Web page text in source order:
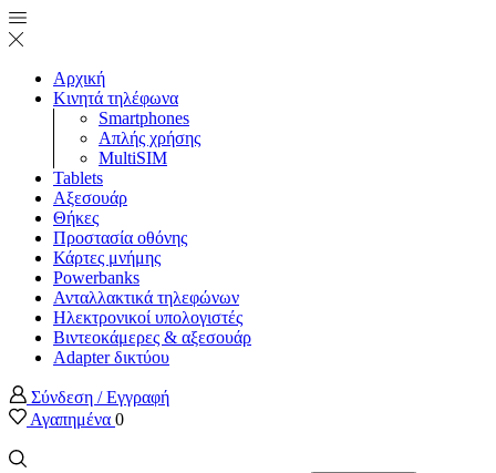
Αρχική
Κινητά τηλέφωνα
Smartphones
Απλής χρήσης
MultiSIM
Tablets
Αξεσουάρ
Θήκες
Προστασία οθόνης
Κάρτες μνήμης
Powerbanks
Ανταλλακτικά τηλεφώνων
Ηλεκτρονικοί υπολογιστές
Βιντεοκάμερες & αξεσουάρ
Adapter δικτύου
Σύνδεση / Εγγραφή
Αγαπημένα 0